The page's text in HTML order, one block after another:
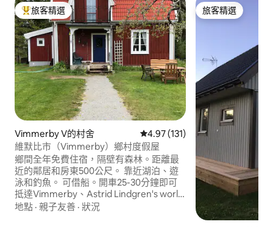
旅客精選榜首
旅客精選
Vimmerby V的村舍 從 131 則評價中獲得 4.97 的平
4.97 (131)
維默比市（Vimmerby）鄉村度假屋
鄉間全年免費住宿，隔壁有森林。距離最
近的鄰居和房東500公尺。 靠近湖泊、遊
泳和釣魚。 可借船。開車25-30分鐘即可
抵達Vimmerby、Astrid Lindgren's world
和Bullerbyn。35分鐘即可抵達Eksjö木城，
地點 · 親子友善 · 狀況
旅客精選
旅客精選